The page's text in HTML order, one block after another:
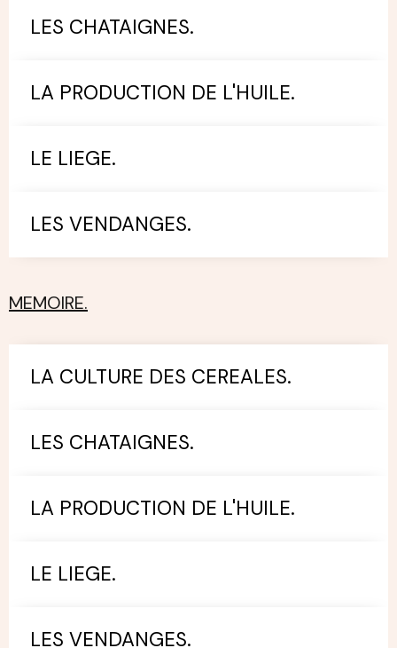
LES CHATAIGNES.
LA PRODUCTION DE L'HUILE.
LE LIEGE.
LES VENDANGES.
MEMOIRE.
LA CULTURE DES CEREALES.
LES CHATAIGNES.
LA PRODUCTION DE L'HUILE.
LE LIEGE.
LES VENDANGES.